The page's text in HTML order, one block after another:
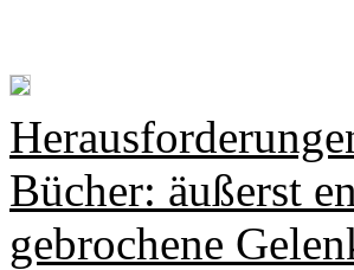
Bücher: äußerst
gebrochene